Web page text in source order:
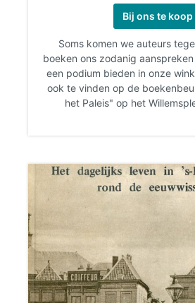
Bij ons te koop
Soms komen we auteurs
boeken ons zodanig
een podium bieden in onze
ook te vinden op de
het Paleis" op het